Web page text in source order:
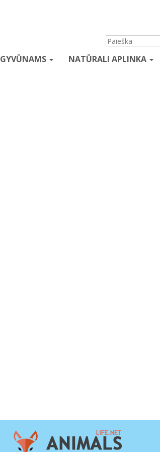
GYVŪNAMS NATŪRALI APLINKA